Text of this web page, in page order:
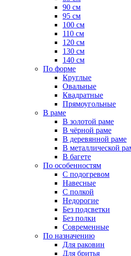
90 см
95 см
100 см
110 см
120 см
130 см
140 см
По форме
Круглые
Овальные
Квадратные
Прямоугольные
В раме
В золотой раме
В чёрной раме
В деревянной раме
В металлической
В багете
По особенностям
С подогревом
Навесные
С полкой
Недорогие
Без подсветки
Без полки
Современные
По назначению
Для раковин
Для бритья